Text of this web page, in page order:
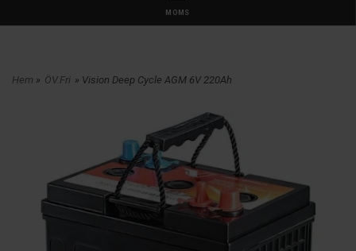
MOMS
Hem » ÖV.Fri » Vision Deep Cycle AGM 6V 220Ah